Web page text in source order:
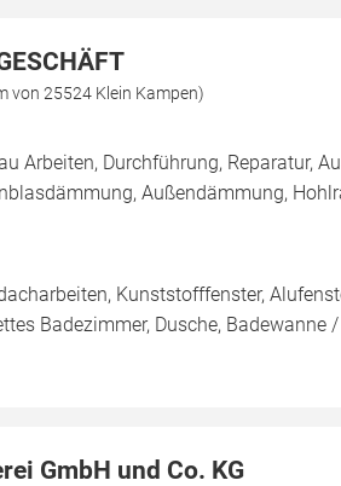
von 25524 Klein Kampen)
Arbeiten, Durchführung, Reparatur,
Außendämmung,
Kunststofffenster,
Badezimmer, Dusche,
GmbH und Co. KG